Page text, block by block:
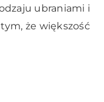
ubraniami i
że większość